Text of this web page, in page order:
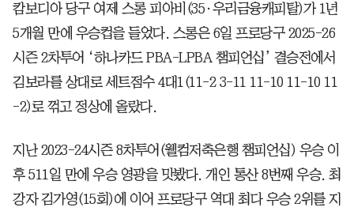
캄보디아 당구 여제 스롱 피아비(35·우리금융캐피탈)가 1년
5개월 만에 우승컵을 들었다. 스롱은 6일 프로당구 2025-26
시즌 2차투어 ‘하나카드 PBA-LPBA 챔피언십’ 결승전에서
김보라를 상대로 세트점수 4대1(11-2 3-11 11-10 11-10 11
-2)로 꺾고 정상에 올랐다.
지난 2023-24시즌 8차투어(웰컴저축은행 챔피언십) 우승 이
후 511일 만에 우승 영광을 맛봤다. 개인 통산 8번째 우승. 최
강자 김가영(15회)에 이어 프로당구 역대 최다 우승 2위를 지